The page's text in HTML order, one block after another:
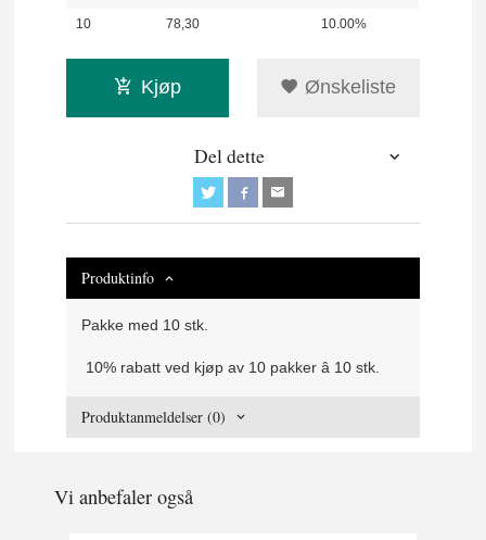
10 78,30 10.00%
Kjøp Ønskeliste
Del dette
Produktinfo
Pakke med 10 stk.
10% rabatt ved kjøp av 10 pakker â 10 stk.
Produktanmeldelser (0)
Vi anbefaler også